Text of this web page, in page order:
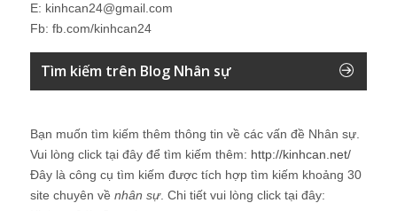
E: kinhcan24@gmail.com
Fb: fb.com/kinhcan24
Tìm kiếm trên Blog Nhân sự
Bạn muốn tìm kiếm thêm thông tin về các vấn đề Nhân sự
Vui lòng click tại đây để tìm kiếm thêm: http://kinhcan.net/
Đây là công cụ tìm kiếm được tích hợp tìm kiếm khoảng 30
site chuyên về nhân sự. Chi tiết vui lòng click tại đây: